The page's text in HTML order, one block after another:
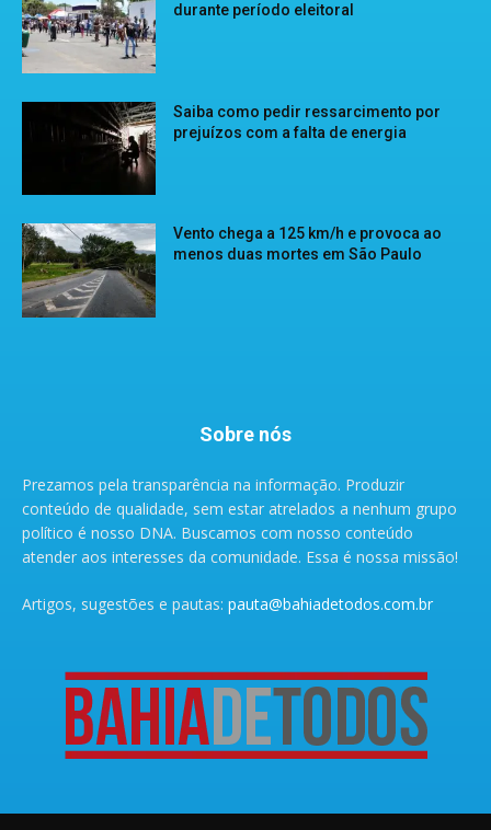
durante período eleitoral
Saiba como pedir ressarcimento por
prejuízos com a falta de energia
Vento chega a 125 km/h e provoca ao
menos duas mortes em São Paulo
Sobre nós
Prezamos pela transparência na informação. Produzir
conteúdo de qualidade, sem estar atrelados a nenhum grupo
político é nosso DNA. Buscamos com nosso conteúdo
atender aos interesses da comunidade. Essa é nossa missão!
Artigos, sugestões e pautas: pauta@bahiadetodos.com.br